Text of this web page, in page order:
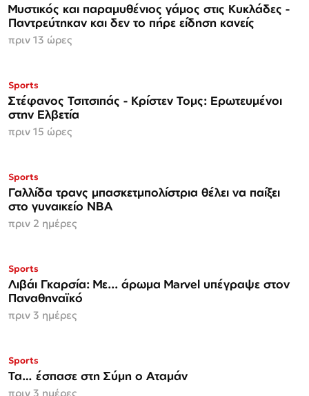
Μυστικός και παραμυθένιος γάμος στις Κυκλάδες -
Παντρεύτηκαν και δεν το πήρε είδηση κανείς
πριν 13 ώρες
Sports
Στέφανος Τσιτσιπάς - Kρίστεν Τομς: Ερωτευμένοι
στην Ελβετία
πριν 15 ώρες
Sports
Γαλλίδα τρανς μπασκετμπολίστρια θέλει να παίξει
στο γυναικείο ΝΒΑ
πριν 2 ημέρες
Sports
Λιβάι Γκαρσία: Με... άρωμα Marvel υπέγραψε στον
Παναθηναϊκό
πριν 3 ημέρες
Sports
Τα… έσπασε στη Σύμη ο Αταμάν
πριν 3 ημέρες